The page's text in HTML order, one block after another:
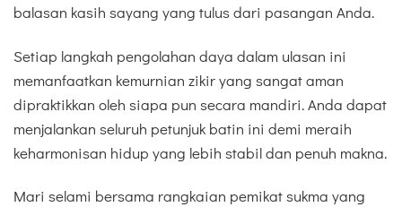
balasan kasih sayang yang tulus dari pasangan Anda.
Setiap langkah pengolahan daya dalam ulasan ini
memanfaatkan kemurnian zikir yang sangat aman
dipraktikkan oleh siapa pun secara mandiri. Anda dapat
menjalankan seluruh petunjuk batin ini demi meraih
keharmonisan hidup yang lebih stabil dan penuh makna.
Mari selami bersama rangkaian pemikat sukma yang